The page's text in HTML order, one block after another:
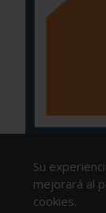
Su
mejorará al
cookies.